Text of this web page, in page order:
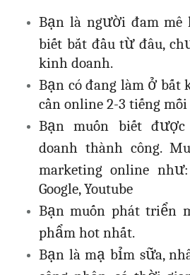
Bạn là người đam mê
biết bắt đầu từ đâu,
kinh doanh.
Bạn có đang làm ở bất
cần online 2-3 tiếng mỗi
Bạn muốn biết
doanh thành công.
marketing online như:
Google, Youtube
Bạn muốn phát triển
phẩm hot nhất.
Bạn là mạ bỉm sữa,